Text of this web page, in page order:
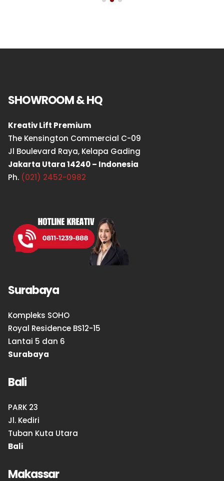
SHOWROOM & HQ
Kreativ Lift Premium
The Kensington Commercial C-09
Jl Boulevard Raya, Kelapa Gading
Jakarta Utara 14240 – Indonesia
Ph. (021) 2452-0982
Surabaya
Kompleks SOHO
Royal Residence BS12-15
Lantai 5 dan 6
Surabaya
Bali
PARK 23
Jl. Kediri
Tuban Kuta Utara
Bali
Makassar